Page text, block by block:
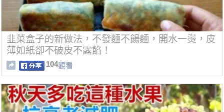
韭菜盒子的新做法，不發麵不餳麵，開水一燙，皮
薄如紙卻不破皮不露餡！
104觀看